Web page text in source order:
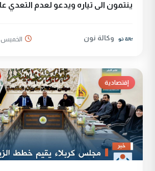
ينتمون الى تياره ويدعو لعدم التعدي
وكالة نون الخميس 21 آب 2025
إقتصادية